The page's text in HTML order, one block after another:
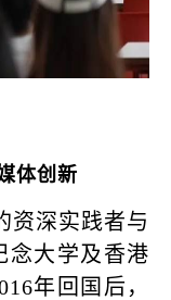
体创新
资深实践者与
念大学及香港
年回国后，